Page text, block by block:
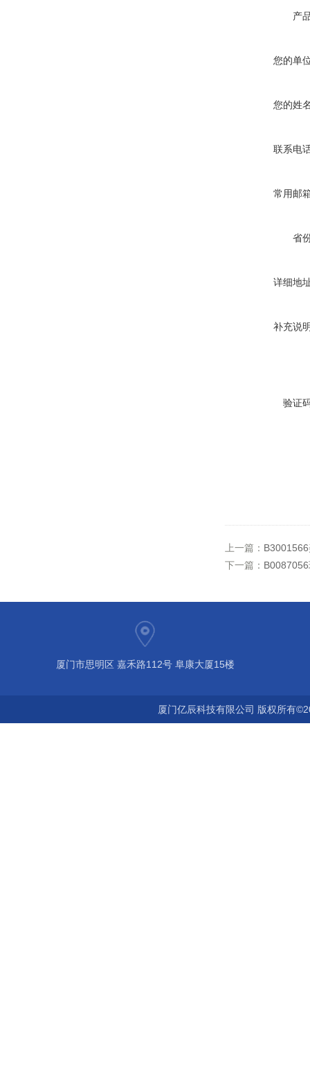
产
您的单
您的姓
联系电
常用邮
省
详细地
补充说
验证
上一篇：
下一篇：
厦门市思明区 嘉禾路112号 阜康大厦15楼
厦门亿辰科技有限公司 版权所有